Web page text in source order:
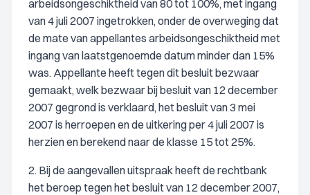
arbeidsongeschiktheid van 80 tot 100%, met ingang
van 4 juli 2007 ingetrokken, onder de overweging dat
de mate van appellantes arbeidsongeschiktheid met
ingang van laatstgenoemde datum minder dan 15%
was. Appellante heeft tegen dit besluit bezwaar
gemaakt, welk bezwaar bij besluit van 12 december
2007 gegrond is verklaard, het besluit van 3 mei
2007 is herroepen en de uitkering per 4 juli 2007 is
herzien en berekend naar de klasse 15 tot 25%.
2. Bij de aangevallen uitspraak heeft de rechtbank
het beroep tegen het besluit van 12 december 2007,